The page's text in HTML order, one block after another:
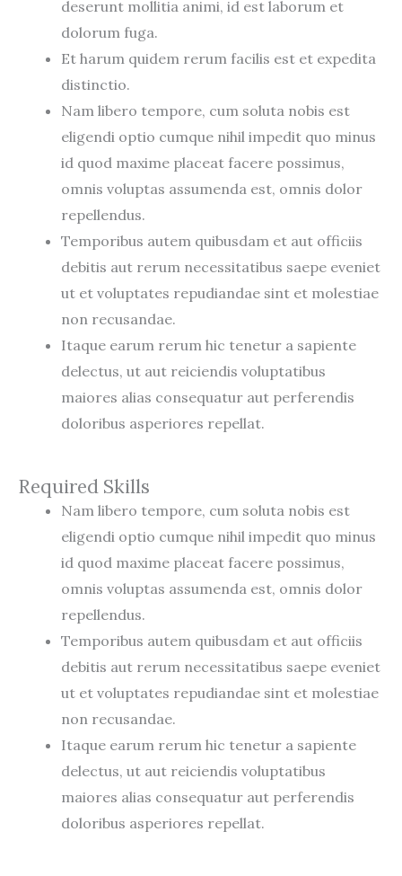
deserunt mollitia animi, id est laborum et
dolorum fuga.
Et harum quidem rerum facilis est et expedita
distinctio.
Nam libero tempore, cum soluta nobis est
eligendi optio cumque nihil impedit quo minus
id quod maxime placeat facere possimus,
omnis voluptas assumenda est, omnis dolor
repellendus.
Temporibus autem quibusdam et aut officiis
debitis aut rerum necessitatibus saepe eveniet
ut et voluptates repudiandae sint et molestiae
non recusandae.
Itaque earum rerum hic tenetur a sapiente
delectus, ut aut reiciendis voluptatibus
maiores alias consequatur aut perferendis
doloribus asperiores repellat.
Required Skills
Nam libero tempore, cum soluta nobis est
eligendi optio cumque nihil impedit quo minus
id quod maxime placeat facere possimus,
omnis voluptas assumenda est, omnis dolor
repellendus.
Temporibus autem quibusdam et aut officiis
debitis aut rerum necessitatibus saepe eveniet
ut et voluptates repudiandae sint et molestiae
non recusandae.
Itaque earum rerum hic tenetur a sapiente
delectus, ut aut reiciendis voluptatibus
maiores alias consequatur aut perferendis
doloribus asperiores repellat.